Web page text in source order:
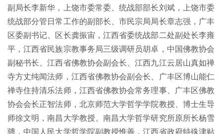
副局长李新华，上饶市委常委、统战部部长刘斌，上饶市委
统战部分管日常工作的副部长、市民宗局局长章志强，广丰
区委副书记、区长龚振宙，江西省委统战部二处副处长李雍
平，江西省民族宗教事务局三级调研员胡卓，中国佛教协会
副秘书长、江西省佛教协会副会长、江西九江云居山真如禅
寺方丈纯闻法师，江西省佛教协会副会长、广丰区博山能仁
禅寺住持清乐法师，江西省佛教协会常务理事、广丰区佛教
协会会长正智法师，北京师范大学哲学学院教授、博士生导
师徐文明，南昌大学教授、南昌大学哲学研究所原所长杨雪
骋，中国人民大学哲学院副教授惟善，江西省政府特殊津贴